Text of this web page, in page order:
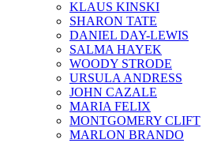
KLAUS KINSKI
SHARON TATE
DANIEL DAY-LEWIS
SALMA HAYEK
WOODY STRODE
URSULA ANDRESS
JOHN CAZALE
MARIA FELIX
MONTGOMERY CLIFT
MARLON BRANDO